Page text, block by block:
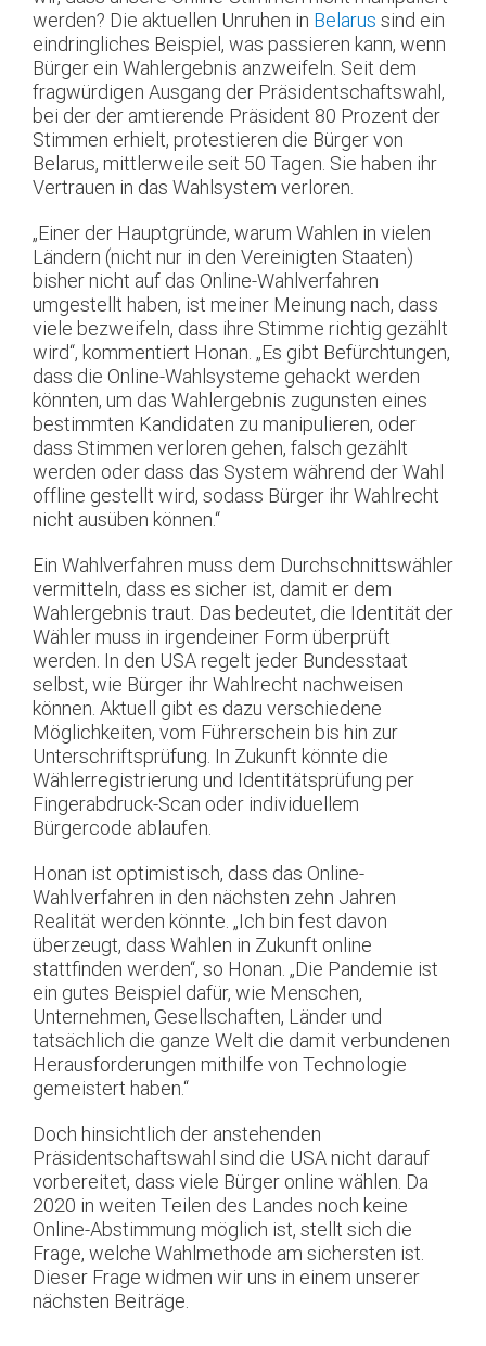
werden? Die aktuellen Unruhen in Belarus sind ein
eindringliches Beispiel, was passieren kann, wenn
Bürger ein Wahlergebnis anzweifeln. Seit dem
fragwürdigen Ausgang der Präsidentschaftswahl,
bei der der amtierende Präsident 80 Prozent der
Stimmen erhielt, protestieren die Bürger von
Belarus, mittlerweile seit 50 Tagen. Sie haben ihr
Vertrauen in das Wahlsystem verloren.
„Einer der Hauptgründe, warum Wahlen in vielen
Ländern (nicht nur in den Vereinigten Staaten)
bisher nicht auf das Online-Wahlverfahren
umgestellt haben, ist meiner Meinung nach, dass
viele bezweifeln, dass ihre Stimme richtig gezählt
wird“, kommentiert Honan. „Es gibt Befürchtungen,
dass die Online-Wahlsysteme gehackt werden
könnten, um das Wahlergebnis zugunsten eines
bestimmten Kandidaten zu manipulieren, oder
dass Stimmen verloren gehen, falsch gezählt
werden oder dass das System während der Wahl
offline gestellt wird, sodass Bürger ihr Wahlrecht
nicht ausüben können.“
Ein Wahlverfahren muss dem Durchschnittswähler
vermitteln, dass es sicher ist, damit er dem
Wahlergebnis traut. Das bedeutet, die Identität der
Wähler muss in irgendeiner Form überprüft
werden. In den USA regelt jeder Bundesstaat
selbst, wie Bürger ihr Wahlrecht nachweisen
können. Aktuell gibt es dazu verschiedene
Möglichkeiten, vom Führerschein bis hin zur
Unterschriftsprüfung. In Zukunft könnte die
Wählerregistrierung und Identitätsprüfung per
Fingerabdruck-Scan oder individuellem
Bürgercode ablaufen.
Honan ist optimistisch, dass das Online-
Wahlverfahren in den nächsten zehn Jahren
Realität werden könnte. „Ich bin fest davon
überzeugt, dass Wahlen in Zukunft online
stattfinden werden“, so Honan. „Die Pandemie ist
ein gutes Beispiel dafür, wie Menschen,
Unternehmen, Gesellschaften, Länder und
tatsächlich die ganze Welt die damit verbundenen
Herausforderungen mithilfe von Technologie
gemeistert haben.“
Doch hinsichtlich der anstehenden
Präsidentschaftswahl sind die USA nicht darauf
vorbereitet, dass viele Bürger online wählen. Da
2020 in weiten Teilen des Landes noch keine
Online-Abstimmung möglich ist, stellt sich die
Frage, welche Wahlmethode am sichersten ist.
Dieser Frage widmen wir uns in einem unserer
nächsten Beiträge.